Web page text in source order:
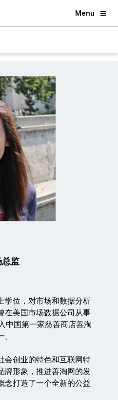
Menu
总监
学位，对市场和数据分析
在美国市场数据公司从事
中国第一家慈善商店善淘
会创业的特色和互联网特
牌形象，推进善淘网的发
念打造了一个全新的公益